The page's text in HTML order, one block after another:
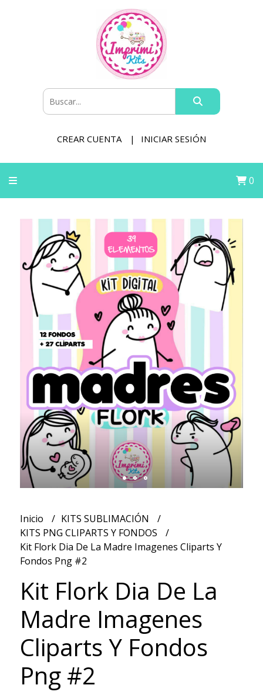
CREAR CUENTA INICIAR SESIÓN
0
Inicio
KITS SUBLIMACIÓN
KITS PNG CLIPARTS Y FONDOS
Kit Flork Dia De La Madre Imagenes Cliparts Y
Fondos Png #2
Kit Flork Dia De La
Madre Imagenes
Cliparts Y Fondos
Png #2